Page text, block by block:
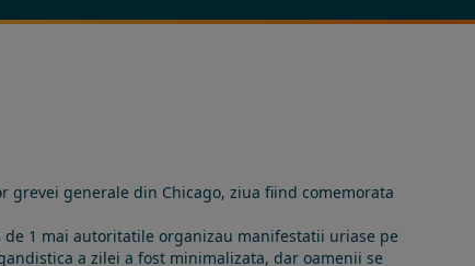
grevei generale din Chicago, ziua fiind comemorata
de 1 mai autoritatile organizau manifestatii uriase pe
a zilei a fost minimalizata, dar oamenii se